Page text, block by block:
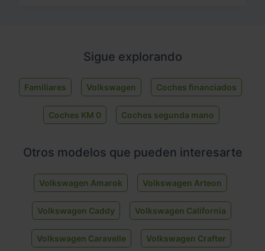
Sigue explorando
Familiares Volkswagen Coches financiados
Coches KM 0 Coches segunda mano
Otros modelos que pueden interesarte
Volkswagen Amarok Volkswagen Arteon
Volkswagen Caddy Volkswagen California
Volkswagen Caravelle Volkswagen Crafter